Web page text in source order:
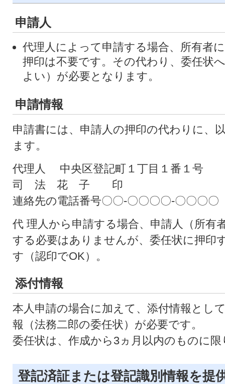
申請人
代理人によって申請する場合、所有者
押印は不要です。その代わり、委任状
よい）が必要となります。
申請情報
申請書には、申請人の押印の代わりに、
ます。
代理人 中央区登記町１丁目１番１号
司 法 花 子 印
連絡先の電話番号〇〇‐〇〇〇〇‐〇〇〇〇
代 理人から申請する場合、申請人（所有
する必要はありませんが、委任状に押印
す（認印でOK）。
添付情報
本人申請の場合に加えて、添付情報とし
報（法務二郎の委任状）が必要です。
委任状は、作成から3ヵ月以内のものに
登記済証または登記識別情報を提